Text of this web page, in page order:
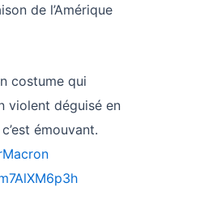
de l’Amérique
costume qui
violent déguisé en
émouvant.